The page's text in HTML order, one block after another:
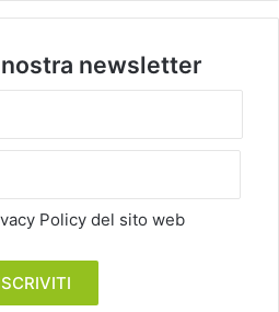
newsletter
Policy del sito web